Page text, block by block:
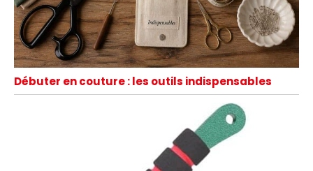
Débuter en couture : les outils indispensables